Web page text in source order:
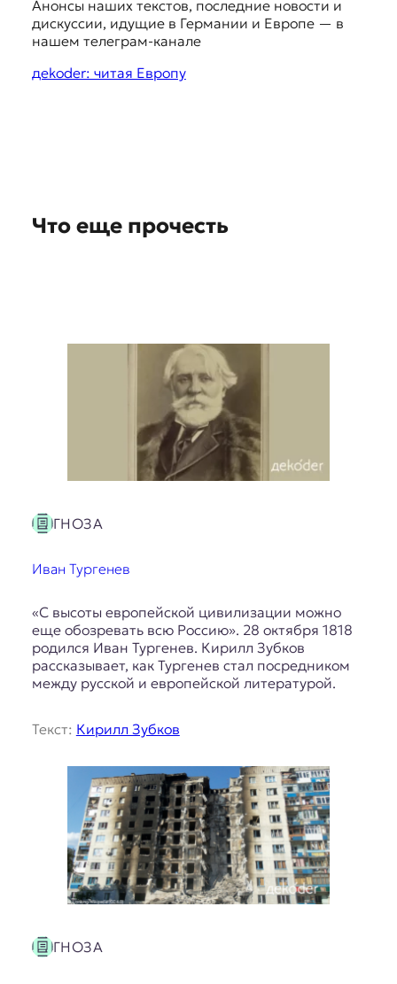
Анонсы наших текстов, последние новости и
дискуссии, идущие в Германии и Европе — в
нашем телеграм-канале
дekoder: читая Европу
Что еще прочесть
ГНОЗА
Иван Тургенев
«С высоты европейской цивилизации можно
еще обозревать всю Россию». 28 октября 1818
родился Иван Тургенев. Кирилл Зубков
рассказывает, как Тургенев стал посредником
между русской и европейской литературой.
Текст: Кирилл Зубков
ГНОЗА